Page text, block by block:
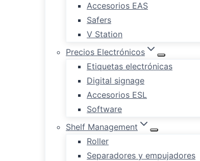
Accesorios EAS
Safers
V Station
Precios Electrónicos
Etiquetas electrónicas
Digital signage
Accesorios ESL
Software
Shelf Management
Roller
Separadores y empujadores